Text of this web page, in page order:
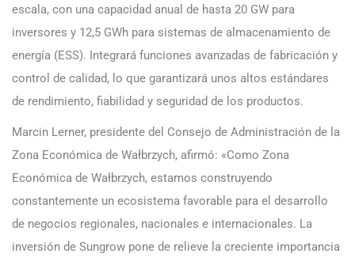
escala, con una capacidad anual de hasta 20 GW para
inversores y 12,5 GWh para sistemas de almacenamiento de
energía (ESS). Integrará funciones avanzadas de fabricación y
control de calidad, lo que garantizará unos altos estándares
de rendimiento, fiabilidad y seguridad de los productos.
Marcin Lerner, presidente del Consejo de Administración de la
Zona Económica de Wałbrzych, afirmó: «Como Zona
Económica de Wałbrzych, estamos construyendo
constantemente un ecosistema favorable para el desarrollo
de negocios regionales, nacionales e internacionales. La
inversión de Sungrow pone de relieve la creciente importancia